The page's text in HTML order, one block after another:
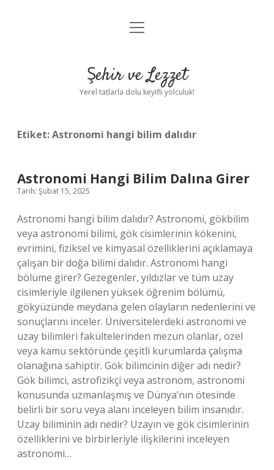
Anasayfa
Yasal Uyarı
menüyü
Şehir ve Lezzet
Yerel tatlarla dolu keyifli yolculuk!
Etiket:Astronomi hangi bilim dalıdır
Astronomi Hangi Bilim Dalına Girer
Tarih: Şubat 15, 2025
Astronomi hangi bilim dalıdır? Astronomi, gökbilim
veya astronomi bilimi, gök cisimlerinin kökenini,
evrimini, fiziksel ve kimyasal özelliklerini açıklamaya
çalışan bir doğa bilimi dalıdır. Astronomi hangi
bölüme girer? Gezegenler, yıldızlar ve tüm uzay
cisimleriyle ilgilenen yüksek öğrenim bölümü,
gökyüzünde meydana gelen olayların nedenlerini ve
sonuçlarını inceler. Üniversitelerdeki astronomi ve
uzay bilimleri fakültelerinden mezun olanlar, özel
veya kamu sektöründe çeşitli kurumlarda çalışma
olanağına sahiptir. Gök bilimcinin diğer adı nedir?
Gök bilimci, astrofizikçi veya astronom, astronomi
konusunda uzmanlaşmış ve Dünya’nın ötesinde
belirli bir soru veya alanı inceleyen bilim insanıdır.
Uzay biliminin adı nedir? Uzayın ve gök cisimlerinin
özelliklerini ve birbirleriyle ilişkilerini inceleyen
astronomi…